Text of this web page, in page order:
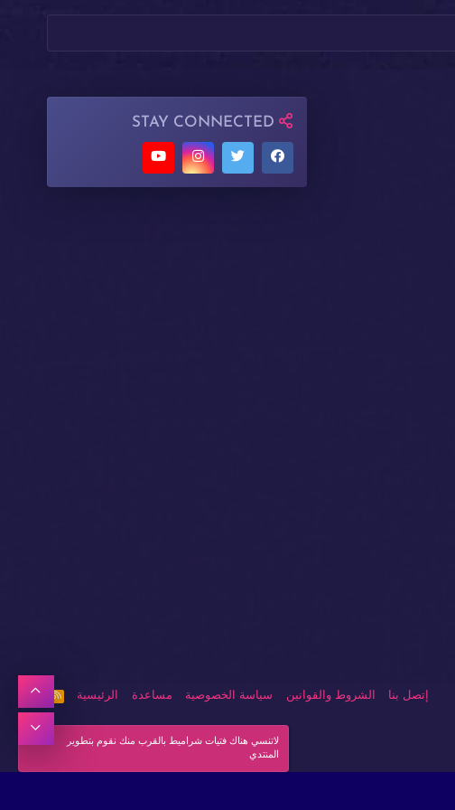
STAY CONNECTED
إتصل بنا الشروط والقوانين سياسة الخصوصية مساعدة الرئيسية
S
لاتنسي هناك فتيات شراميط بالقرب منك نقوم بتطوير
المنتدي